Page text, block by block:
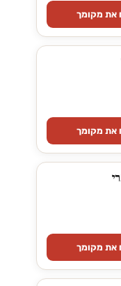
את מקומך
את מקומך
את מקומך